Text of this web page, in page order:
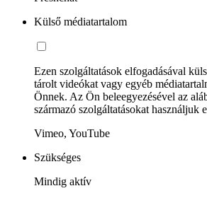
Külső médiatartalom
Ezen szolgáltatások elfogadásával
tárolt videókat vagy egyéb
Önnek. Az Ön beleegyezésével az
származó szolgáltatásokat használjuk
Vimeo, YouTube
Szükséges
Mindig aktív